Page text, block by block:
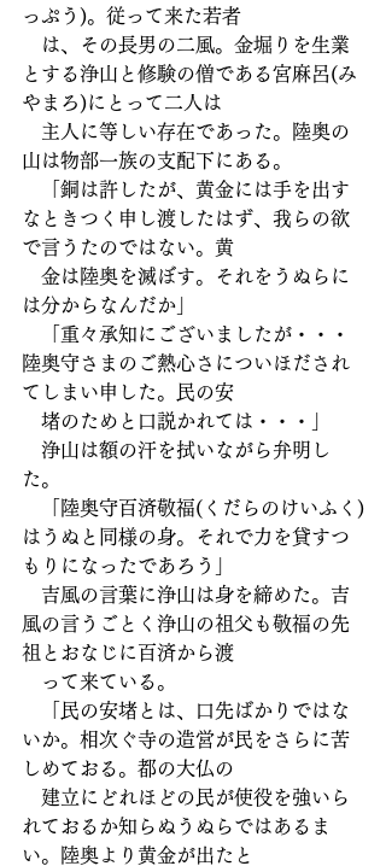
っぷう)。従って来た若者
は、その長男の二風。金堀りを生業
とする浄山と修験の僧である宮麻呂(み
やまろ)にとって二人は
主人に等しい存在であった。陸奥の
山は物部一族の支配下にある。
「銅は許したが、黄金には手を出す
なときつく申し渡したはず、我らの欲
で言うたのではない。黄
金は陸奥を滅ぼす。それをうぬらに
は分からなんだか」
「重々承知にございましたが・・・
陸奥守さまのご熱心さについほだされ
てしまい申した。民の安
堵のためと口説かれては・・・」
浄山は額の汗を拭いながら弁明し
た。
「陸奥守百済敬福(くだらのけいふく)
はうぬと同様の身。それで力を貸すつ
もりになったであろう」
吉風の言葉に浄山は身を締めた。吉
風の言うごとく浄山の祖父も敬福の先
祖とおなじに百済から渡
って来ている。
「民の安堵とは、口先ばかりではな
いか。相次ぐ寺の造営が民をさらに苦
しめておる。都の大仏の
建立にどれほどの民が使役を強いら
れておるか知らぬうぬらではあるま
い。陸奥より黄金が出たと